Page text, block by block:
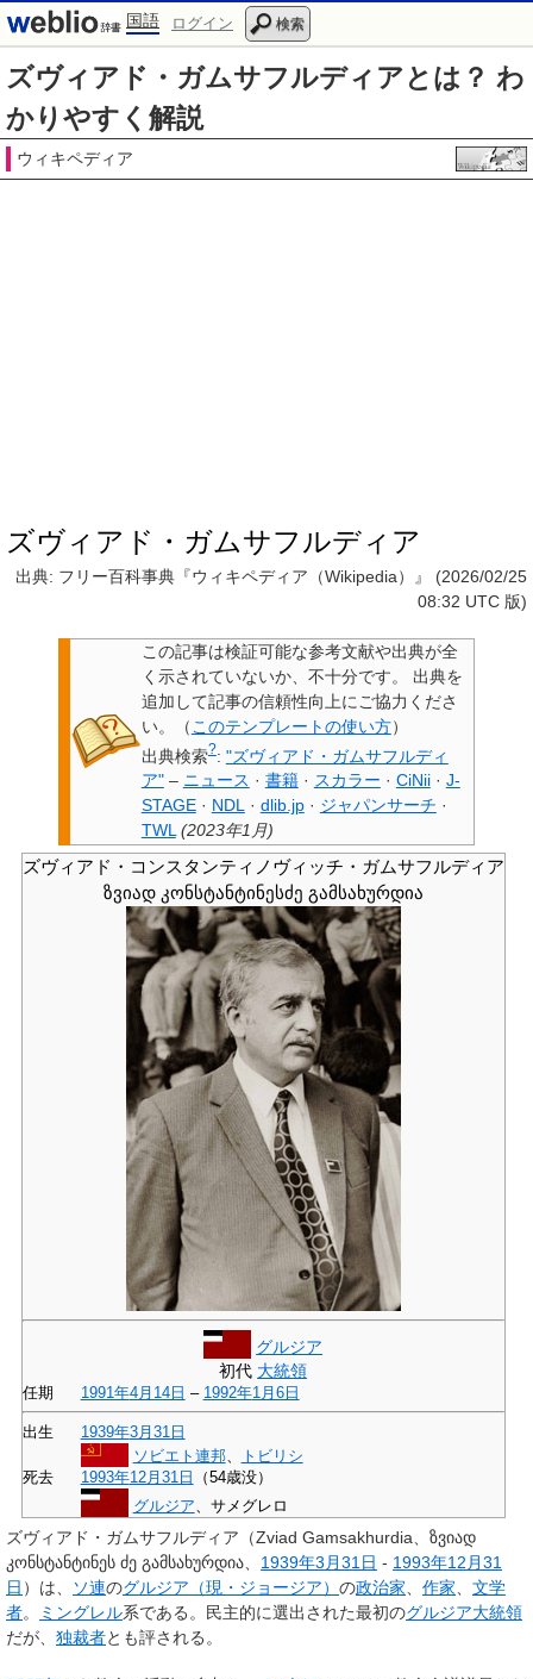
国語 ログイン 検索
ズヴィアド・ガムサフルディアとは？ わ
かりやすく解説
ウィキペディア
ズヴィアド・ガムサフルディア
出典: フリー百科事典『ウィキペディア（Wikipedia）』 (2026/02/25
08:32 UTC 版)
この記事は検証可能な参考文献や出典が全
く示されていないか、不十分です。
出典を
追加して記事の信頼性向上にご協力くださ
い。
（ このテンプレートの使い方）
出典検索?: "ズヴィアド・ガムサフルディ
ア"– ニュース · 書籍 · スカラー · CiNii · J-
STAGE · NDL · dlib.jp · ジャパンサーチ ·
TWL (2023年1月)
ズヴィアド・コンスタンティノヴィッチ・ガムサフルディア
ზვიად კონსტანტინესძე გამსახურდია
グルジア
初代 大統領
任期 1991年4月14日 – 1992年1月6日
出生 1939年3月31日
ソビエト連邦、
トビリシ
死去
1993年12月31日
（54歳没）
グルジア、サメグレロ
ズヴィアド・ガムサフルディア （Zviad Gamsakhurdia 、ზვიად
კონსტანტინეს ძე გამსახურდია、 1939年3月31日 - 1993年12月31
日 ）は、 ソ連のグルジア（現・ジョージア） の政治家 作家
文学
者。 ミングレル系である。民主的に選出された最初のグルジア大統領
だが、 独裁者とも評される。